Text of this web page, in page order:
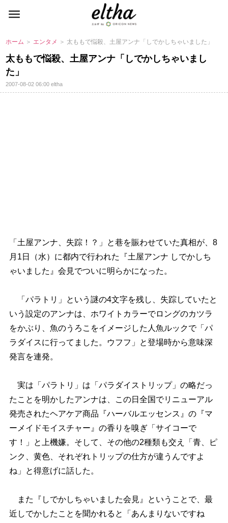
ホーム ＞ エンタメ ＞ 太ももで悩殺、土屋アンナ「しでかしちゃいました」
太ももで悩殺、土屋アンナ「しでかしちゃいまし
た」
2007-08-02 06:00eltha
「土屋アンナ、失踪！？」と巷を賑わせていた真相が、8
月1日（水）に都内で行われた『土屋アンナ しでかしち
ゃいました』会見でついに明らかになった。
「パラトリ」という謎の4文字を残し、失踪していたと
いう設定のアンナは、ホワイトカラーでロングのカツラ
をかぶり、魚のうろこをイメージした人魚ルックで「パ
ラダイスに行ってました。ウフフ」と登場時から意味深
発言を連発。
実は「パラトリ」は「パラダイストリップ」の略だっ
たことを明かしたアンナは、この日全国でリニューアル
発売されたヘアケア商品『ハーバルエッセンス』の『マ
ーメイドモイスチャー』の香りを嗅ぎ「サイコーで
す！」と上機嫌。そして、その他の2種類も交え「青、ピ
ンク、黄色、それぞれトリップの仕方が違うんですよ
ね」と得意げに話した。
また『しでかしちゃいました会見』ということで、最
近しでかしたことを聞かれると「あんまりないですね